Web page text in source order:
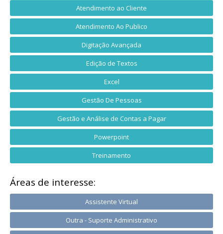
Atendimento ao Cliente
Atendimento Ao Publico
Digitação Avançada
Edição de Textos
Excel
Gestão De Pessoas
Gestão e Análise de Contas a Pagar
Powerpoint
Treinamento
Áreas de interesse:
Assistente Virtual
Outra - Suporte Administrativo